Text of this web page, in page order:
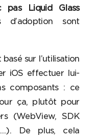
Liquid Glass
d’adoption sont
sur l’utilisation
iOS effectuer lui-
composants : ce
ça, plutôt pour
(WebView, SDK
De plus, cela